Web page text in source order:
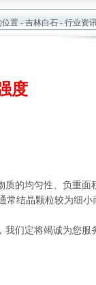
置 - 吉林白石 - 行业资
度
质的均匀性、负重面
常结晶颗粒较为细小
们定将竭诚为您服